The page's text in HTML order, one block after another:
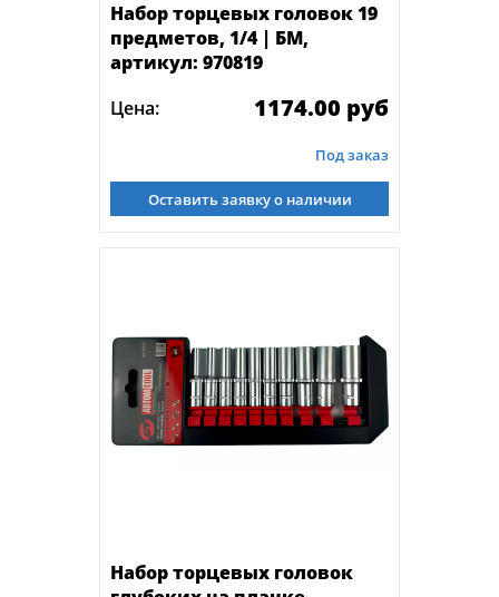
Набор торцевых головок 19
предметов, 1/4 | БМ,
артикул: 970819
Цена:
1174.00 руб
Под заказ
Оставить заявку о наличии
Набор торцевых головок